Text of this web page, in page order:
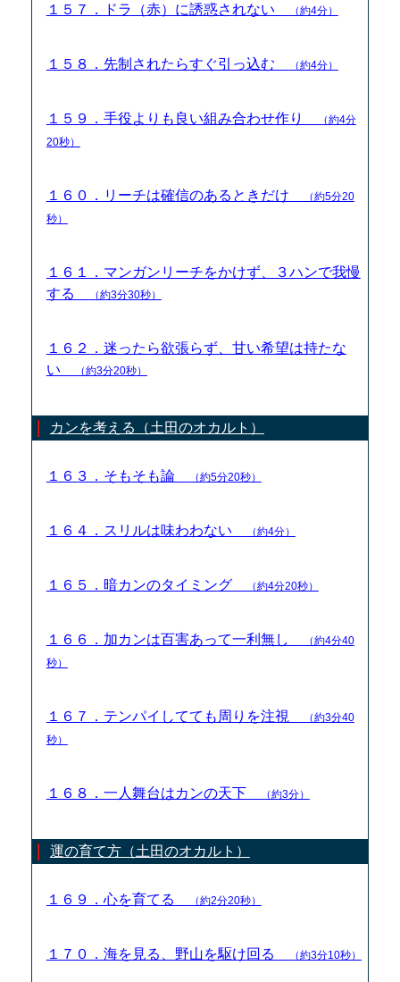
１５７．ドラ（赤）に誘惑されない （約4分）
１５８．先制されたらすぐ引っ込む （約4分）
１５９．手役よりも良い組み合わせ作り
（約4分
20秒）
１６０．リーチは確信のあるときだけ
（約5分20
秒）
１６１．マンガンリーチをかけず、３ハンで我慢
する
（約3分30秒）
１６２．迷ったら欲張らず、甘い希望は持たな
い
（約3分20秒）
カンを考える（土田のオカルト）
１６３．そもそも論 （約5分20秒）
１６４．スリルは味わわない （約4分）
１６５．暗カンのタイミング （約4分20秒）
１６６．加カンは百害あって一利無し
（約4分40
秒）
１６７．テンパイしてても周りを注視
（約3分40
秒）
１６８．一人舞台はカンの天下 （約3分）
運の育て方（土田のオカルト）
１６９．心を育てる （約2分20秒）
１７０．海を見る、野山を駆け回る （約3分10秒）